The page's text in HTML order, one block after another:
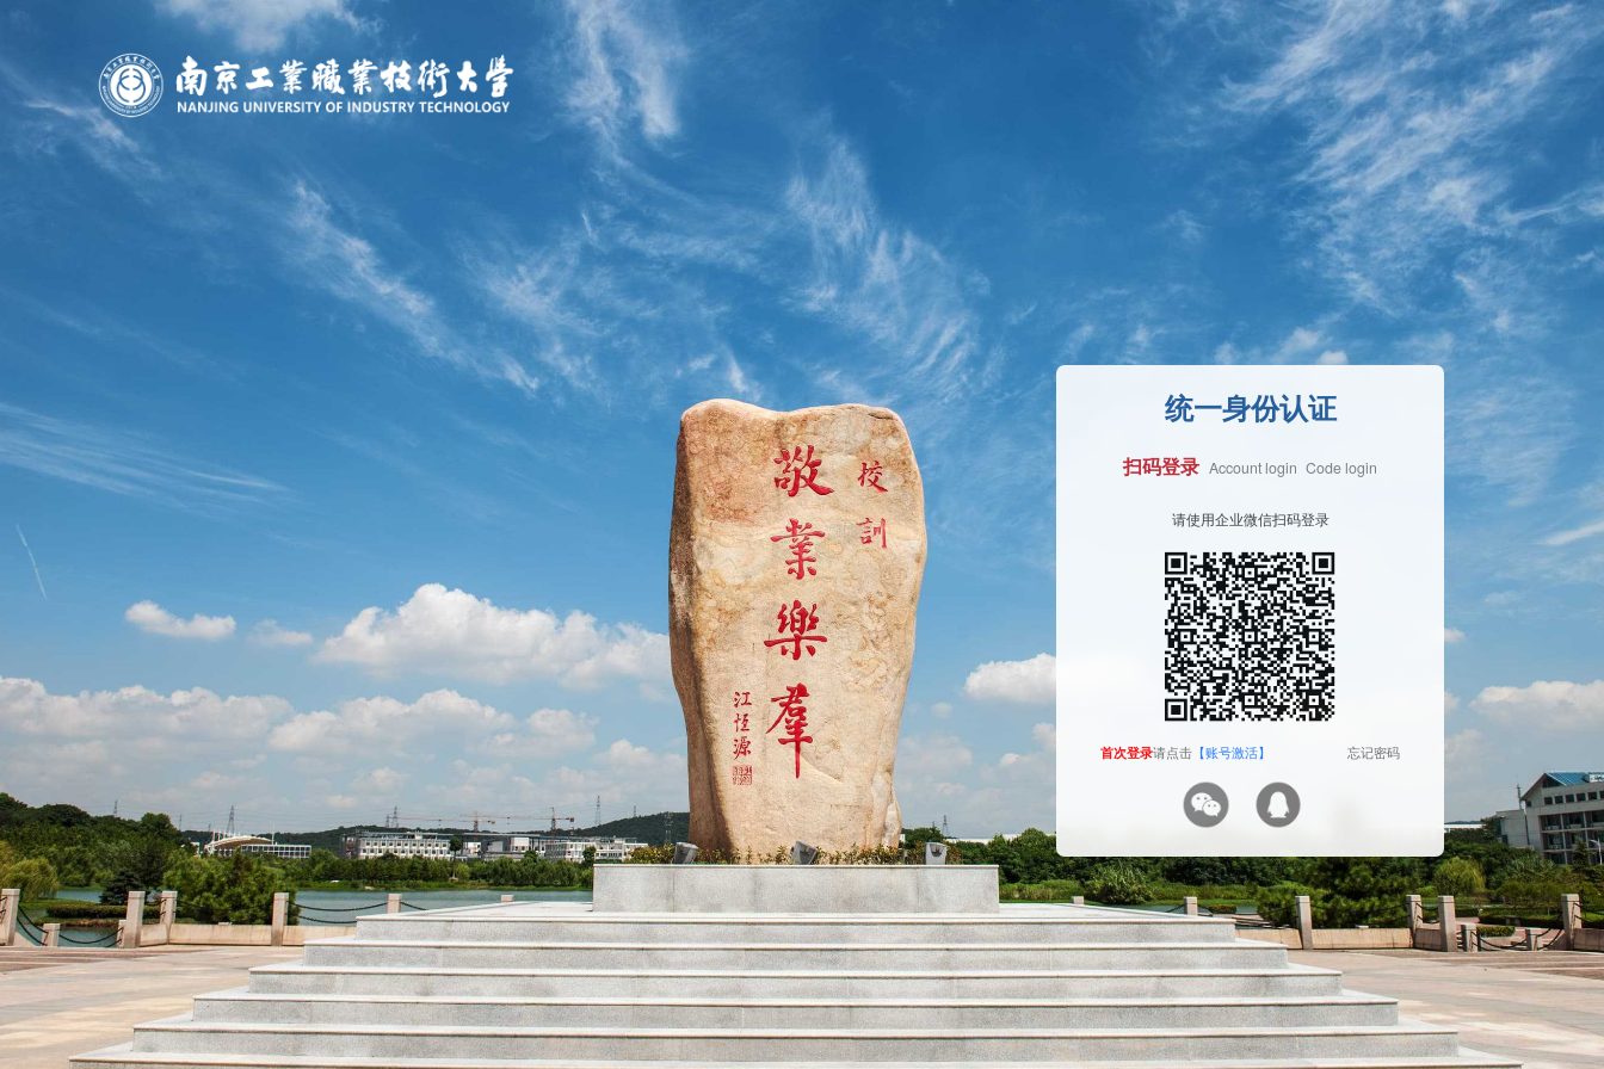
统一身份认证
扫码登录 Account login Code login
请点击【账号激活】
Send verification code
请点击【账号激活】
Face Login
The camera will be turned on soon. Please pay
attention to your privacy
请使用企业微信扫码登录
首次登录请点击 【账号激活】 忘记密码